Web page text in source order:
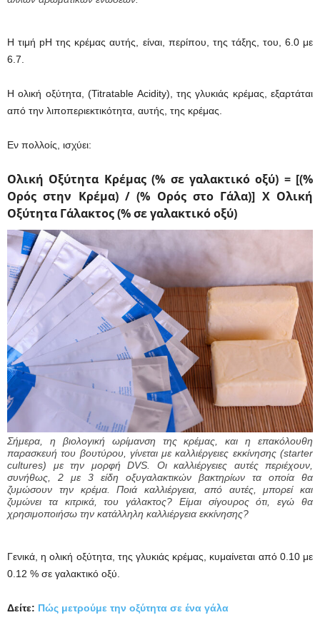
Η τιμή pH της κρέμας αυτής, είναι, περίπου, της τάξης, του, 6.0 με
6.7.
Η ολική οξύτητα, (Titratable Acidity), της γλυκιάς κρέμας, εξαρτάται
από την λιποπεριεκτικότητα, αυτής, της κρέμας.
Εν πολλοίς, ισχύει:
Ολική Οξύτητα Κρέμας (% σε γαλακτικό οξύ) = [(%
Ορός στην Κρέμα) / (% Ορός στο Γάλα)] Χ Ολική
Οξύτητα Γάλακτος (% σε γαλακτικό οξύ)
Σήμερα, η βιολογική ωρίμανση της κρέμας, και η επακόλουθη
παρασκευή του βουτύρου, γίνεται με καλλιέργειες εκκίνησης (starter
cultures) με την μορφή DVS. Οι καλλιέργειες αυτές περιέχουν,
συνήθως, 2 με 3 είδη οξυγαλακτικών βακτηρίων τα οποία θα
ζυμώσουν την κρέμα. Ποιά καλλιέργεια, από αυτές, μπορεί και
ζυμώνει τα κιτρικά, του γάλακτος? Είμαι σίγουρος ότι, εγώ θα
χρησιμοποιήσω την κατάλληλη καλλιέργεια εκκίνησης?
Γενικά, η ολική οξύτητα, της γλυκιάς κρέμας, κυμαίνεται από 0.10 με
0.12 % σε γαλακτικό οξύ.
Δείτε: Πώς μετρούμε την οξύτητα σε ένα γάλα